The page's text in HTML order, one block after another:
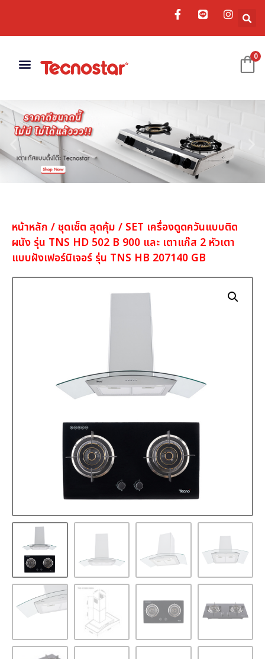
0
หน้าหลัก /ชุดเซ็ต สุดคุ้ม / SET เครื่องดูดควันแบบติด
ผนัง รุ่น TNS HD 502 B 900 และ เตาแก๊ส 2 หัวเตา
แบบฝังเฟอร์นิเจอร์ รุ่น TNS HB 207140 GB